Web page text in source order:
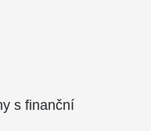
s finanční